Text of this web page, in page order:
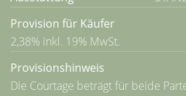
Provision für Käufer
2,38% inkl. 19% MwSt.
Provisionshinweis
Die Courtage beträgt für beide